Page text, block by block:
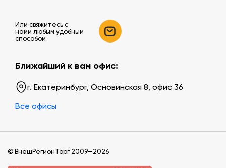
Или свяжитесь c
нами любым удобным
способом
Ближайший к вам офис:
г. Екатеринбург, Основинская 8, офис 36
Все офисы
© ВнешРегионТорг 2009—2026